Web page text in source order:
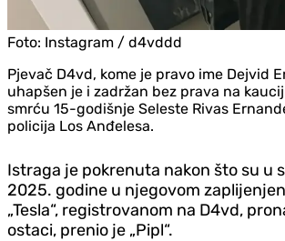
Foto: Instagram / d4vddd
Pjevač D4vd, kome je pravo ime Dejvid
uhapšen je i zadržan bez prava na
smrću 15-godišnje Seleste Rivas
policija Los Anđelesa.
Istraga je pokrenuta nakon što su u
2025. godine u njegovom
„Tesla“, registrovanom na D4vd,
ostaci, prenio je „Pipl“.